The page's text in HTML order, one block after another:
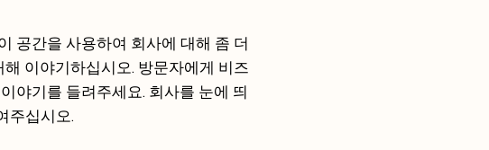
공간을 사용하여 회사에 대해 좀 더
이야기하십시오. 방문자에게 비즈
야기를 들려주세요. 회사를 눈에 띄
주십시오.